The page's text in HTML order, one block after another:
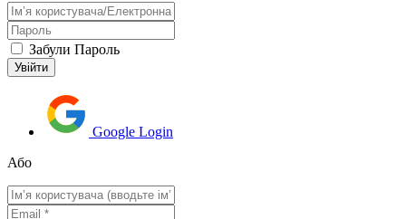
Забули Пароль
Google Login
Або